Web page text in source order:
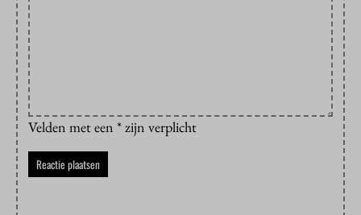
Velden met een * zijn verplicht